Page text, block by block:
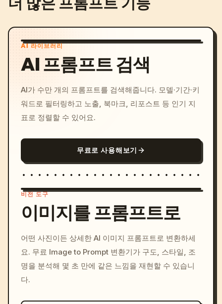
AI 라이브러리
AI 프롬프트 검색
AI가 수만 개의 프롬프트를 검색해줍니다. 모델·기간·키
워드로 필터링하고 노출, 북마크, 리포스트 등 인기 지
표로 정렬할 수 있어요.
무료로 사용해보기
c, cyberpunk sunset, neon
colors, 8k --v 6.0
비전 도구
이미지를 프롬프트로
어떤 사진이든 상세한 AI 이미지 프롬프트로 변환하세
요. 무료 Image to Prompt 변환기가 구도, 스타일, 조
명을 분석해 몇 초 만에 같은 느낌을 재현할 수 있습니
다.